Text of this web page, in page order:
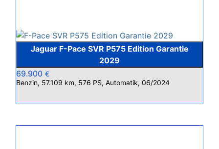
Jaguar F-Pace SVR P575 Edition Garantie
2029
69.900 €
Benzin, 57.109 km, 576 PS, Automatik, 06/2024